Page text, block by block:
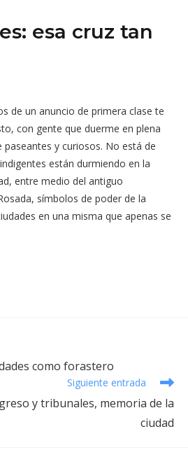
esa cruz tan
de un anuncio de primera clase te
con gente que duerme en plena
y curiosos. No está de
están durmiendo en la
entre medio del antiguo
símbolos de poder de la
en una misma que apenas se
como forastero
Siguiente entrada
y tribunales, memoria de la
ciudad